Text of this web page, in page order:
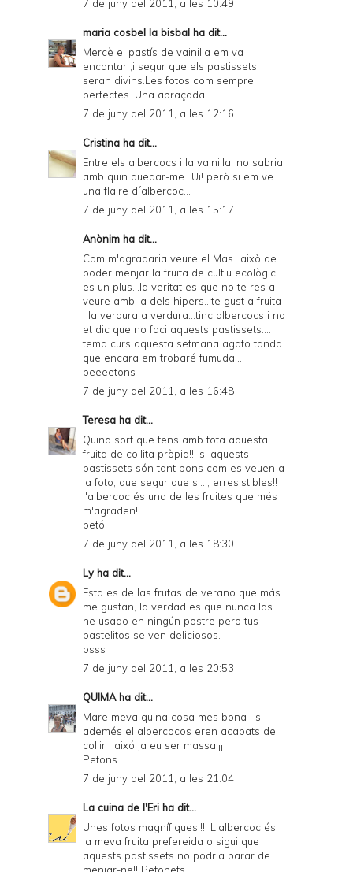
7 de juny del 2011, a les 10:49
maria cosbel la bisbal ha dit...
Mercè el pastís de vainilla em va
encantar ,i segur que els pastissets
seran divins.Les fotos com sempre
perfectes .Una abraçada.
7 de juny del 2011, a les 12:16
Cristina ha dit...
Entre els albercocs i la vainilla, no sabria
amb quin quedar-me...Ui! però si em ve
una flaire d´albercoc...
7 de juny del 2011, a les 15:17
Anònim ha dit...
Com m'agradaria veure el Mas...això de
poder menjar la fruita de cultiu ecològic
es un plus...la veritat es que no te res a
veure amb la dels hipers...te gust a fruita
i la verdura a verdura...tinc albercocs i no
et dic que no faci aquests pastissets....
tema curs aquesta setmana agafo tanda
que encara em trobaré fumuda...
peeeetons
7 de juny del 2011, a les 16:48
Teresa ha dit...
Quina sort que tens amb tota aquesta
fruita de collita pròpia!!! si aquests
pastissets són tant bons com es veuen a
la foto, que segur que si..., erresistibles!!
l'albercoc és una de les fruites que més
m'agraden!
petó
7 de juny del 2011, a les 18:30
Lyha dit...
Esta es de las frutas de verano que más
me gustan, la verdad es que nunca las
he usado en ningún postre pero tus
pastelitos se ven deliciosos.
bsss
7 de juny del 2011, a les 20:53
QUIMAha dit...
Mare meva quina cosa mes bona i si
ademés el albercocos eren acabats de
collir , aixó ja eu ser massa¡¡¡
Petons
7 de juny del 2011, a les 21:04
La cuina de l'Eri ha dit...
Unes fotos magnífiques!!!! L'albercoc és
la meva fruita prefereida o sigui que
aquests pastissets no podria parar de
menjar-ne!! Petonets